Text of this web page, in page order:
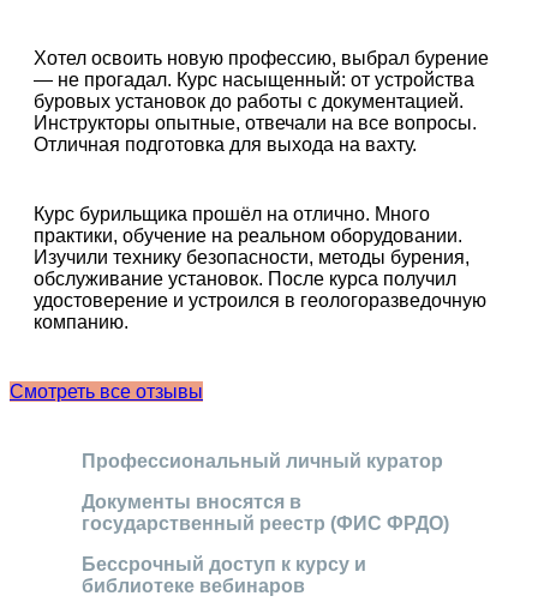
Хотел освоить новую профессию, выбрал бурение
— не прогадал. Курс насыщенный: от устройства
буровых установок до работы с документацией.
Инструкторы опытные, отвечали на все вопросы.
Отличная подготовка для выхода на вахту.
Курс бурильщика прошёл на отлично. Много
практики, обучение на реальном оборудовании.
Изучили технику безопасности, методы бурения,
обслуживание установок. После курса получил
удостоверение и устроился в геологоразведочную
компанию.
Смотреть все отзывы
Профессиональный личный куратор
Документы вносятся в
государственный реестр (ФИС ФРДО)
Бессрочный доступ к курсу и
библиотеке вебинаров